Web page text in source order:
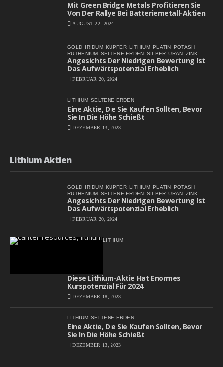
Mit Green Bridge Metals Profitieren Sie
Von Der Rallye Bei Batteriemetall-Aktien
AUGUST 22, 2024
GOLD IRIDUM KUPFER LITHIUM PLATIN POTASH
RUTHENIUM SELTENE ERDEN SILBER URAN ZINK
Angesichts Der Niedrigen Bewertung Ist
Das Aufwärtspotenzial Erheblich
FEBRUAR 20, 2024
LITHIUM SELTENE ERDEN
Eine Aktie, Die Sie Kaufen Sollten, Bevor
Sie In Die Höhe Schießt
DEZEMBER 13, 2023
Lithium Aktien
GOLD IRIDUM KUPFER LITHIUM PLATIN POTASH
RUTHENIUM SELTENE ERDEN SILBER URAN ZINK
Angesichts Der Niedrigen Bewertung Ist
Das Aufwärtspotenzial Erheblich
FEBRUAR 20, 2024
LITHIUM
Diese Lithium-Aktie Hat Enormes
Kurspotenzial Für 2024
DEZEMBER 18, 2023
LITHIUM SELTENE ERDEN
Eine Aktie, Die Sie Kaufen Sollten, Bevor
Sie In Die Höhe Schießt
DEZEMBER 13, 2023